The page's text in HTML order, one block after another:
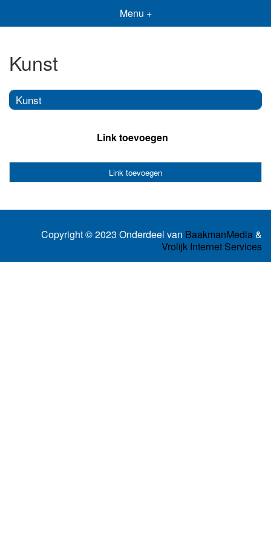
Menu +
Kunst
Kunst
Link toevoegen
Link toevoegen
Copyright © 2023 Onderdeel van BaakmanMedia&
Vrolijk Internet Services